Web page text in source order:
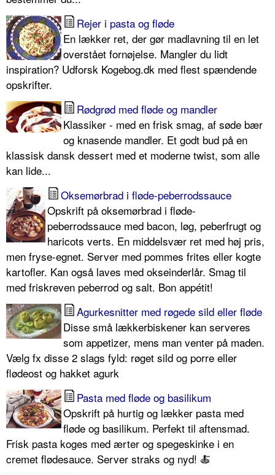
Rejer i pasta og fløde
En lækker ret, der gør madlavning til en let
overstået fornøjelse. Mangler du lidt
inspiration? Udforsk Kogebog.dk med flest spændende
opskrifter.
Rødgrød med fløde og mandler
Klassiker - med en frisk smag, af søde bær
og knasende mandler. Et godt bud på en
klassisk dansk dessert med et moderne twist, som alle
kan lide...
Oksemørbrad i fløde-peberrodssauce
Opskrift på oksemørbrad i fløde-
peberrodssauce med bacon, løg, peberfrugt og
haricots verts. En middelsvær ret med høj pris,
men fryse-egnet. Server med pommes frites eller kogte
kartofler. Kan også laves med okseinderlår. Smag til
med friskreven peberrod og salt. Bon appétit!
Agurkesnitter med røgede sild eller fløde
Disse små lækkerbiskener kan serveres
som appetizer, mens man venter på maden.
Vælg fx disse 2 slags fyld: røget sild og porre eller
flødeost og hakket agurk
Pasta med fløde og basilikum
Opskrift på hurtig og lækker pasta med
fløde og basilikum. Perfekt til aftensmad.
Frisk pasta koges med ærter og spegeskinke i en
cremet flødesauce. Server straks og nyd! 🍝